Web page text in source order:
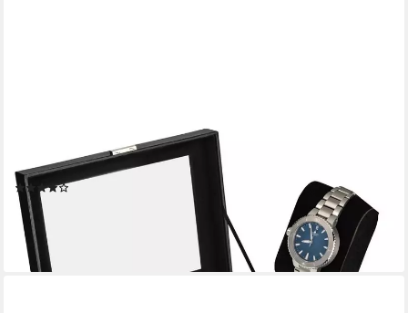
Uhrenbox Uhren Aufbewahrungskiste Uhrenbox Uhrenkoffer
Uhrenkasten für 20 Uhren
34,95 €
lieferbar - in 3-4 Werktagen bei dir